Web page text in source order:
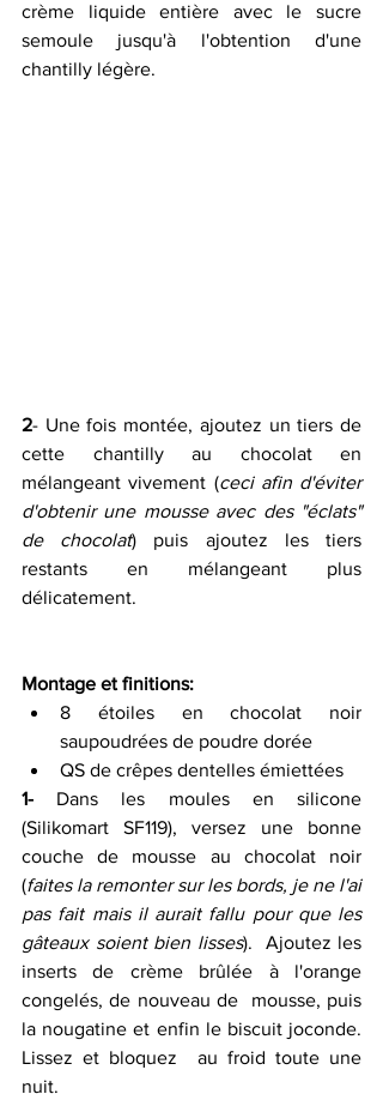
crème liquide entière avec le sucre
semoule jusqu'à l'obtention d'une
chantilly légère.
2- Une fois montée, ajoutez un tiers de
cette chantilly au chocolat en
mélangeant vivement (ceci afin d'éviter
d'obtenir une mousse avec des "éclats"
de chocolat) puis ajoutez les tiers
restants en mélangeant plus
délicatement.
Montage et finitions:
8 étoiles en chocolat noir
saupoudrées de poudre dorée
QS de crêpes dentelles émiettées
1- Dans les moules en silicone
(Silikomart SF119), versez une bonne
couche de mousse au chocolat noir
(faites la remonter sur les bords, je ne l'ai
pas fait mais il aurait fallu pour que les
gâteaux soient bien lisses).  Ajoutez les
inserts de crème brûlée à l'orange
congelés, de nouveau de  mousse, puis
la nougatine et enfin le biscuit joconde.
Lissez et bloquez  au froid toute une
nuit.